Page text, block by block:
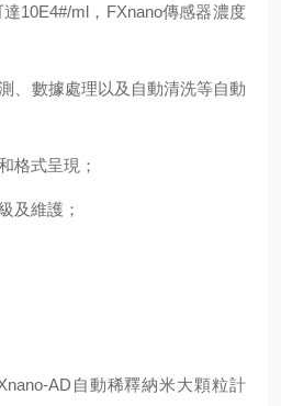
10E4#/ml，FXnano傳感器濃度
、數據處理以及自動清洗等自動
格式呈現；
及維護；
AD自動稀釋納米大顆粒計